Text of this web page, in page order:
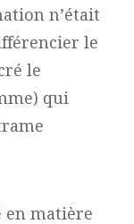
n’était
le
le
qui
en matière